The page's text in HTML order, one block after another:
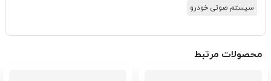
سیستم صوتی خودرو
محصولات مرتبط